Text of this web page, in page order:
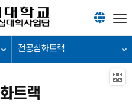
전공심화트랙
트랙